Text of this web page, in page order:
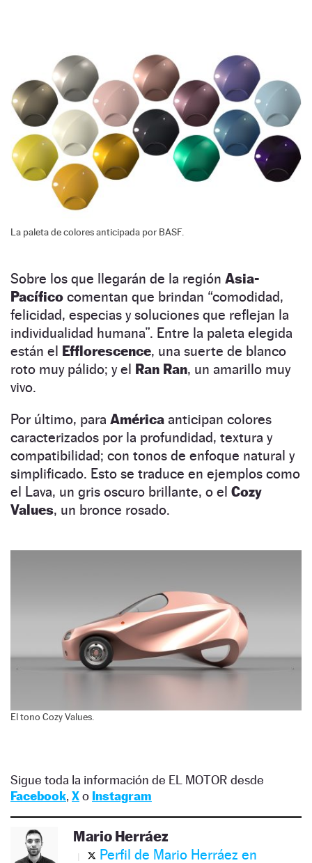
La paleta de colores anticipada por BASF.
Sobre los que llegarán de la región Asia-
Pacífico comentan que brindan “comodidad,
felicidad, especias y soluciones que reflejan la
individualidad humana”. Entre la paleta elegida
están el Efflorescence, una suerte de blanco
roto muy pálido; y el Ran Ran, un amarillo muy
vivo.
Por último, para América anticipan colores
caracterizados por la profundidad, textura y
compatibilidad; con tonos de enfoque natural y
simplificado. Esto se traduce en ejemplos como
el Lava, un gris oscuro brillante, o el Cozy
Values, un bronce rosado.
El tono Cozy Values.
Sigue toda la información de EL MOTOR desde
Facebook, Xo Instagram
Mario Herráez
Perfil de Mario Herráez en